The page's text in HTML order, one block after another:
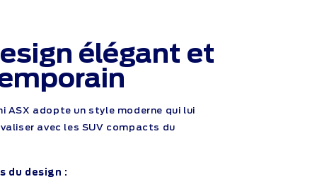
élégant et
ASX adopte un style moderne qui lui
avec les SUV compacts du
du design :